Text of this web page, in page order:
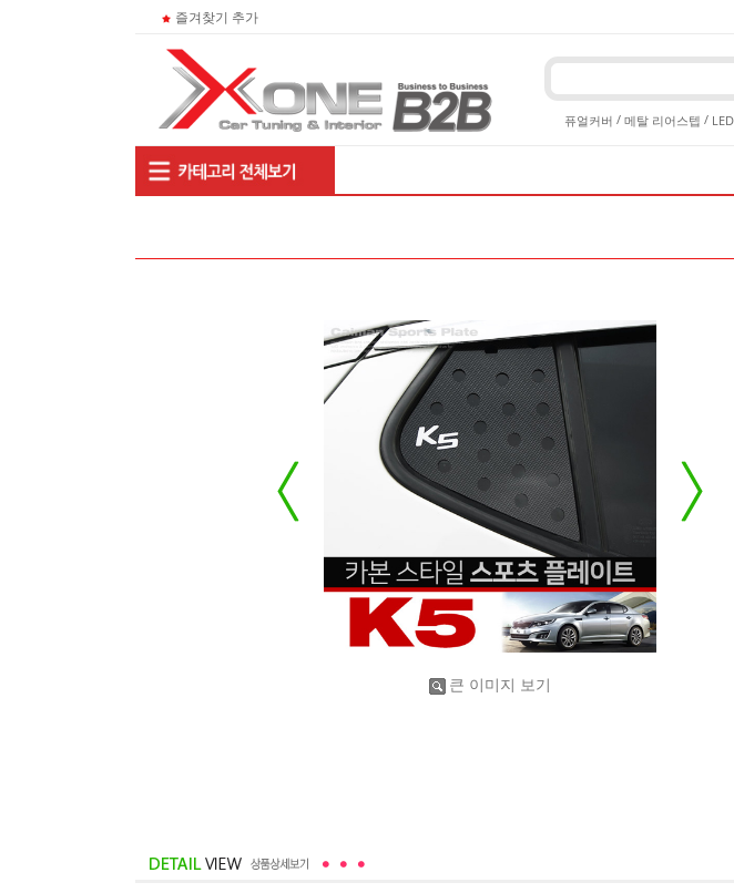
즐겨찾기 추가
퓨얼커버 / 메탈 리어스텝 /
큰 이미지 보기